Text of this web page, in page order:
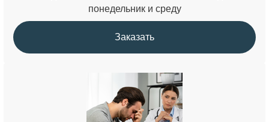
понедельник и среду
Заказать